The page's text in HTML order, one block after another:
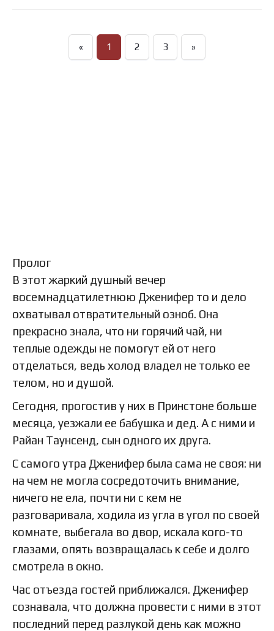
« 1 2 3 »
Пролог
В этот жаркий душный вечер
восемнадцатилетнюю Дженифер то и дело
охватывал отвратительный озноб. Она
прекрасно знала, что ни горячий чай, ни
теплые одежды не помогут ей от него
отделаться, ведь холод владел не только ее
телом, но и душой.
Сегодня, прогостив у них в Принстоне больше
месяца, уезжали ее бабушка и дед. А с ними и
Райан Таунсенд, сын одного их друга.
С самого утра Дженифер была сама не своя: ни
на чем не могла сосредоточить внимание,
ничего не ела, почти ни с кем не
разговаривала, ходила из угла в угол по своей
комнате, выбегала во двор, искала кого-то
глазами, опять возвращалась к себе и долго
смотрела в окно.
Час отъезда гостей приближался. Дженифер
сознавала, что должна провести с ними в этот
последний перед разлукой день как можно